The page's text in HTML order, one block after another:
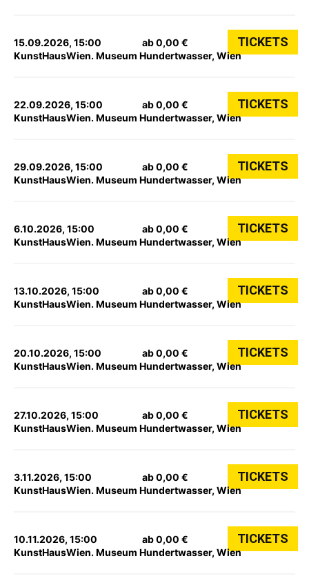
15.09.2026, 15:00
KunstHausWien. Museum Hundertwasser, Wien
ab 0,00 € TICKETS
22.09.2026, 15:00
KunstHausWien. Museum Hundertwasser, Wien
ab 0,00 € TICKETS
29.09.2026, 15:00
KunstHausWien. Museum Hundertwasser, Wien
ab 0,00 € TICKETS
6.10.2026, 15:00
KunstHausWien. Museum Hundertwasser, Wien
ab 0,00 € TICKETS
13.10.2026, 15:00
KunstHausWien. Museum Hundertwasser, Wien
ab 0,00 € TICKETS
20.10.2026, 15:00
KunstHausWien. Museum Hundertwasser, Wien
ab 0,00 € TICKETS
27.10.2026, 15:00
KunstHausWien. Museum Hundertwasser, Wien
ab 0,00 € TICKETS
3.11.2026, 15:00
KunstHausWien. Museum Hundertwasser, Wien
ab 0,00 € TICKETS
10.11.2026, 15:00
KunstHausWien. Museum Hundertwasser, Wien
ab 0,00 € TICKETS